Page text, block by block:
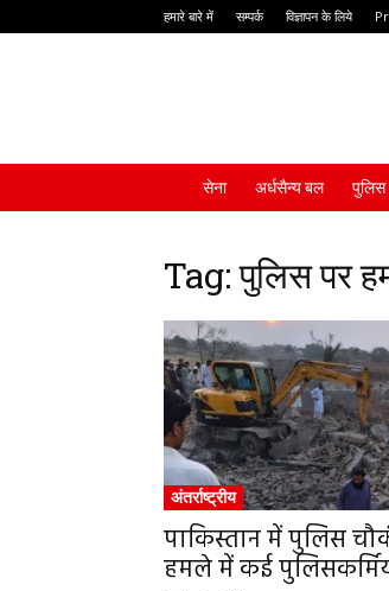
हमारे बारे में सम्पर्क विज्ञापन के लिये
सेना अर्धसैन्य बल पुलिस
Tag: पुलिस पर
अंतर्राष्ट्रीय
पाकिस्तान में पुलिस
हमले में कई